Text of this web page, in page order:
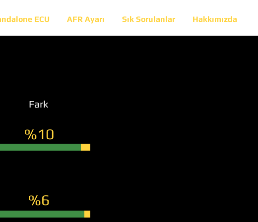
ECU AFR Ayarı Sık Sorulanlar Hakkımızda
Fark
%10
%6